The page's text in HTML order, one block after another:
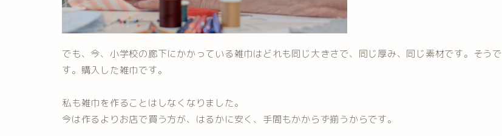
でも、今、小学校の廊下にかかっている雑巾はどれも同じ大きさで、同じ厚み、同じ素材です。そうで
す。購入した雑巾です。
私も雑巾を作ることはしなくなりました。
今は作るよりお店で買う方が、はるかに安く、手間もかからず揃うからです。